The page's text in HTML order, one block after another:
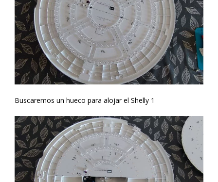
Buscaremos un hueco para alojar el Shelly 1